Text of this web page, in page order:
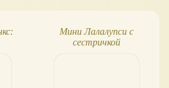
Мини Лалалупси с
сестричкой